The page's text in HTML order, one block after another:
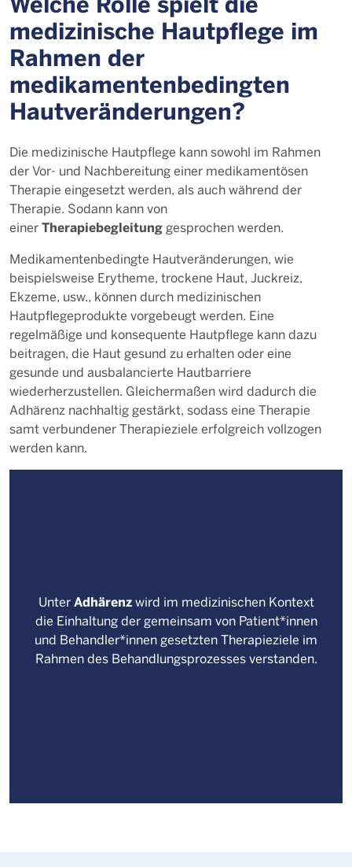
medizinische Hautpflege im
Rahmen der
medikamentenbedingten
Hautveränderungen?
Die medizinische Hautpflege kann sowohl im Rahmen
der Vor- und Nachbereitung einer medikamentösen
Therapie eingesetzt werden, als auch während der
Therapie. Sodann kann von
einerTherapiebegleitung gesprochen werden.
Medikamentenbedingte Hautveränderungen, wie
beispielsweise Erytheme, trockene Haut, Juckreiz,
Ekzeme, usw., können durch medizinischen
Hautpflegeprodukte vorgebeugt werden. Eine
regelmäßige und konsequente Hautpflege kann dazu
beitragen, die Haut gesund zu erhalten oder eine
gesunde und ausbalancierte Hautbarriere
wiederherzustellen. Gleichermaßen wird dadurch die
Adhärenz nachhaltig gestärkt, sodass eine Therapie
samt verbundener Therapieziele erfolgreich vollzogen
werden kann.
UnterAdhärenzwird im medizinischen Kontext
die Einhaltung der gemeinsam von Patient*innen
und Behandler*innen gesetzten Therapieziele im
Rahmen des Behandlungsprozesses verstanden.